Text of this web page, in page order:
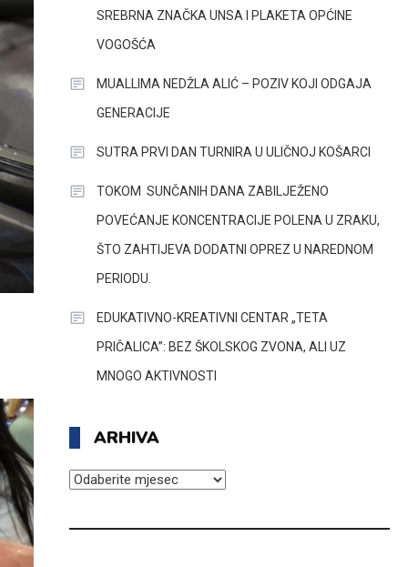
SREBRNA ZNAČKA UNSA I PLAKETA OPĆINE
VOGOŠĆA
MUALLIMA NEDŽLA ALIĆ – POZIV KOJI ODGAJA
GENERACIJE
SUTRA PRVI DAN TURNIRA U ULIČNOJ KOŠARCI
TOKOM SUNČANIH DANA ZABILJEŽENO
POVEĆANJE KONCENTRACIJE POLENA U ZRAKU,
ŠTO ZAHTIJEVA DODATNI OPREZ U NAREDNOM
PERIODU.
EDUKATIVNO-KREATIVNI CENTAR „TETA
PRIČALICA”: BEZ ŠKOLSKOG ZVONA, ALI UZ
MNOGO AKTIVNOSTI
ARHIVA
ARHIVA